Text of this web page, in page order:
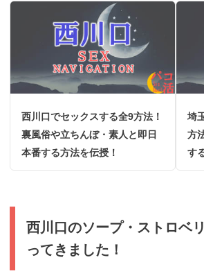
西川口でセックスする全9方法！
裏風俗や立ちんぼ・素人と即日
本番する方法を伝授！
埼
方
す
西川口のソープ・ストロベ
ってきました！